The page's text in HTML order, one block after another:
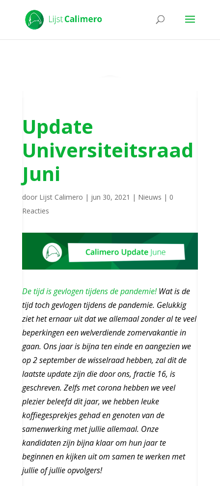
Update
Universiteitsraad
Juni
door Lijst Calimero | jun 30, 2021 | Nieuws | 0
Reacties
De tijd is gevlogen tijdens de pandemie!Wat is de
tijd toch gevlogen tijdens de pandemie. Gelukkig
ziet het ernaar uit dat we allemaal zonder al te veel
beperkingen een welverdiende zomervakantie in
gaan. Ons jaar is bijna ten einde en aangezien we
op 2 september de wisselraad hebben, zal dit de
laatste update zijn die door ons, fractie 16, is
geschreven. Zelfs met corona hebben we veel
plezier beleefd dit jaar, we hebben leuke
koffiegesprekjes gehad en genoten van de
samenwerking met jullie allemaal. Onze
kandidaten zijn bijna klaar om hun jaar te
beginnen en kijken uit om samen te werken met
jullie of jullie opvolgers!